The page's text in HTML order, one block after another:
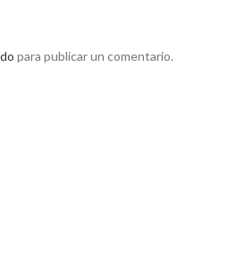
para publicar un comentario.